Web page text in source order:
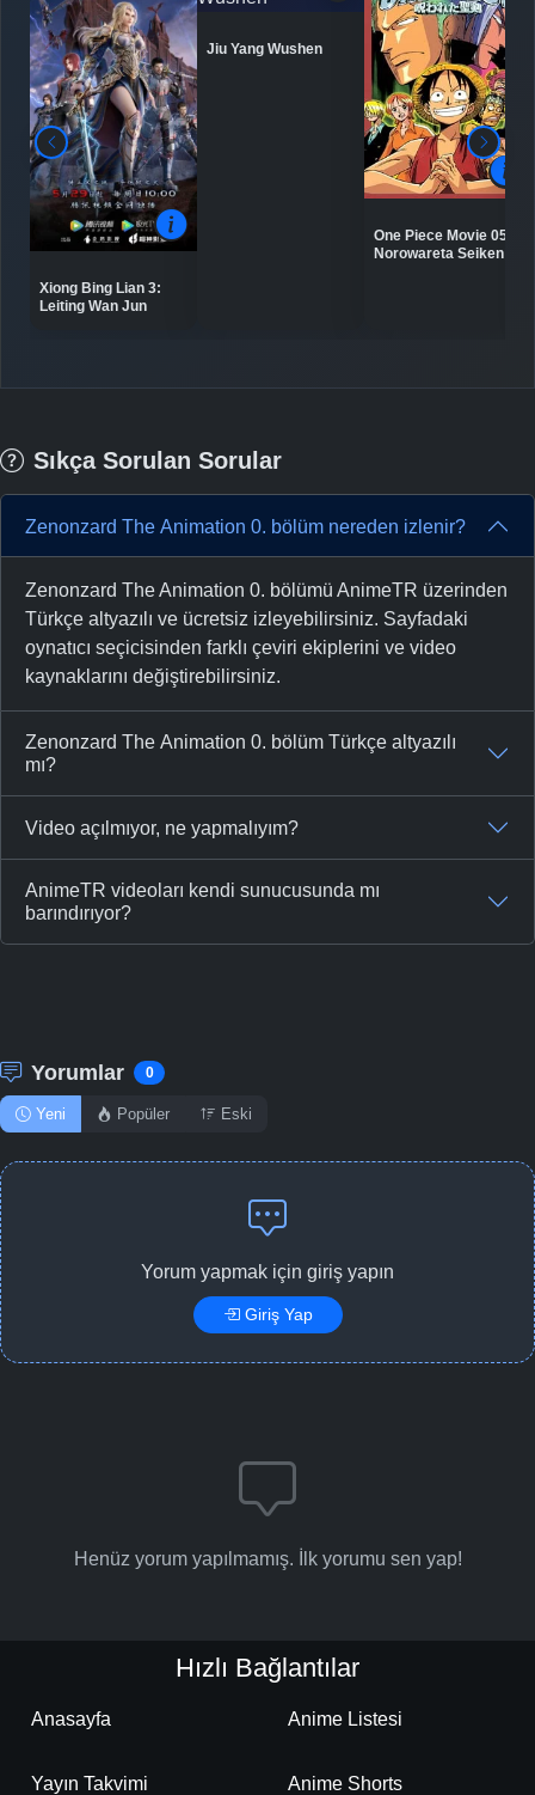
Xiong Bing Lian 3:
Leiting Wan Jun
Jiu Yang Wushen
One Piece Movie 05:
Norowareta Seiken
Sıkça Sorulan Sorular
Zenonzard The Animation 0. bölüm nereden izlenir?
Zenonzard The Animation 0. bölümü AnimeTR üzerinden
Türkçe altyazılı ve ücretsiz izleyebilirsiniz. Sayfadaki
oynatıcı seçicisinden farklı çeviri ekiplerini ve video
kaynaklarını değiştirebilirsiniz.
Zenonzard The Animation 0. bölüm Türkçe altyazılı
mı?
Video açılmıyor, ne yapmalıyım?
AnimeTR videoları kendi sunucusunda mı
barındırıyor?
Yorumlar 0
Yeni Popüler Eski
Yorum yapmak için giriş yapın
Giriş Yap
Henüz yorum yapılmamış. İlk yorumu sen yap!
Hızlı Bağlantılar
Anasayfa Anime Listesi
Yayın Takvimi Anime Shorts